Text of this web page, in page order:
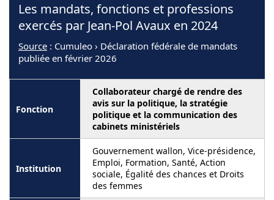
Les mandats, fonctions et professions
exercés par Jean-Pol Avaux en 2024
Source : Cumuleo › Déclaration fédérale de mandats
publiée en février 2026
Collaborateur chargé de rendre des
avis sur la politique, la stratégie
politique et la communication des
cabinets ministériels
Gouvernement wallon, Vice-présidence,
Emploi, Formation, Santé, Action
sociale, Égalité des chances et Droits
des femmes